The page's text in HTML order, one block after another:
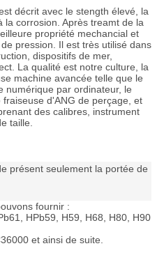
décrit avec le stength élevé, la
corrosion. Après treamt de la
propriété mechancial et
pression. Il est très utilisé dans
dispositifs de mer,
La qualité est notre culture, la
machine avancée telle que le
numérique par ordinateur, le
d'ANG de perçage, et
des calibres, instrument
taille.
présent seulement la portée de
fournir :
HPb59, H59, H68, H80, H90
et ainsi de suite.